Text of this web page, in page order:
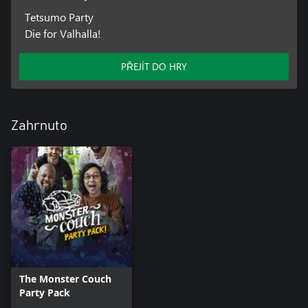
Tetsumo Party
Die for Valhalla!
PŘEJÍT DO HRY
Zahrnuto
The Monster Couch
Party Pack